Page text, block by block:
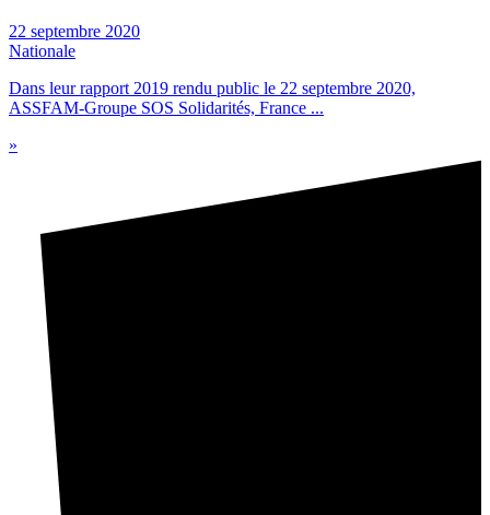
22 septembre 2020
Nationale
Dans leur rapport 2019 rendu public le 22 septembre 2020,
ASSFAM-Groupe SOS Solidarités, France ...
»